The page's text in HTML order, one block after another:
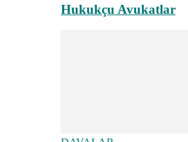
Hukukçu Avukatlar